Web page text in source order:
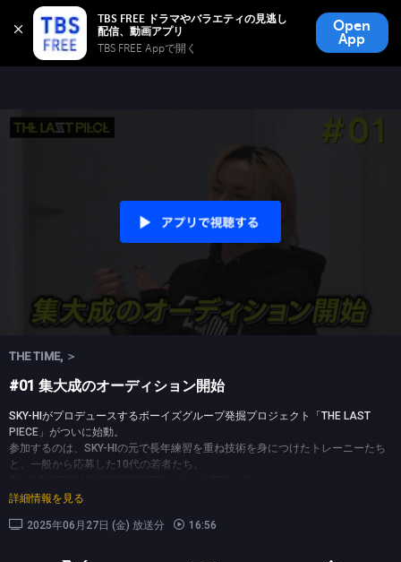
TBS FREE ドラマやバラエティの見逃し
TBS FREE Appで開く
Open
App
TBS FREE
無料見逃し配信
THE TIME, ＞
#01 集大成のオーディション開始
SKY-HIがプロデュースするボーイズグループ発掘プロジェクト「THE LAST
PIECE」がついに始動。
参加するのは、SKY-HIの元で長年練習を重ね技術を身につけたトレーニーたち
と、一般から応募した10代の若者たち。
4年前にSKY-HIがプロデュースしたオーディション番組で脱落しリベンジを誓う
3次審査へとコマを進めるのはいったい誰？
詳細情報を見る
2025年06月27日 (金) 放送分 16:56